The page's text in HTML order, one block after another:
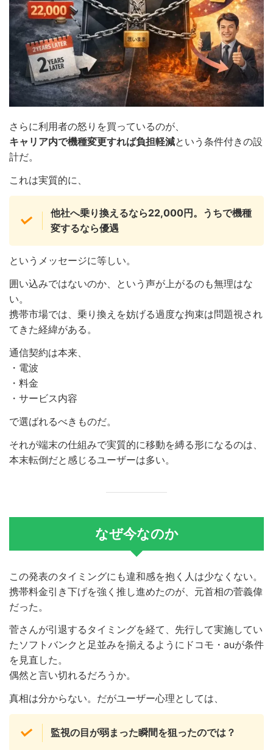
さらに利用者の怒りを買っているのが、
キャリア内で機種変更すれば負担軽減という条件付きの設
計だ。
これは実質的に、
他社へ乗り換えるなら22,000円。うちで機種
変するなら優遇
というメッセージに等しい。
囲い込みではないのか、という声が上がるのも無理はな
い。
携帯市場では、乗り換えを妨げる過度な拘束は問題視され
てきた経緯がある。
通信契約は本来、
・電波
・料金
・サービス内容
で選ばれるべきものだ。
それが端末の仕組みで実質的に移動を縛る形になるのは、
本末転倒だと感じるユーザーは多い。
なぜ今なのか
この発表のタイミングにも違和感を抱く人は少なくない。
携帯料金引き下げを強く推し進めたのが、元首相の菅義偉
だった。
菅さんが引退するタイミングを経て、先行して実施してい
たソフトバンクと足並みを揃えるようにドコモ・auが条件
を見直した。
偶然と言い切れるだろうか。
真相は分からない。だがユーザー心理としては、
監視の目が弱まった瞬間を狙ったのでは？